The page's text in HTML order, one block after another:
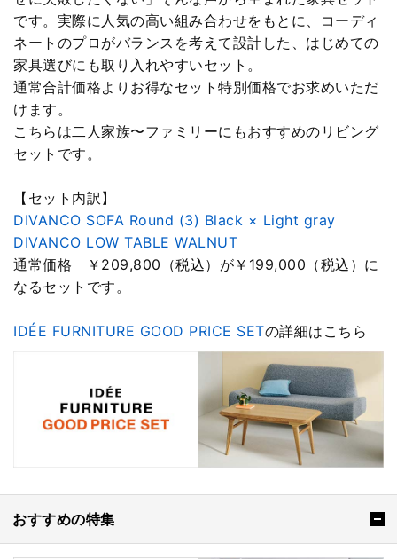
です。実際に人気の高い組み合わせをもとに、コーディ
ネートのプロがバランスを考えて設計した、はじめての
家具選びにも取り入れやすいセット。
通常合計価格よりお得なセット特別価格でお求めいただ
けます。
こちらは二人家族〜ファミリーにもおすすめのリビング
セットです。
【セット内訳】
DIVANCO SOFA Round (3) Black × Light gray
DIVANCO LOW TABLE WALNUT
通常価格 ￥209,800（税込）が￥199,000（税込）に
なるセットです。
IDÉE FURNITURE GOOD PRICE SETの詳細はこちら
おすすめの特集